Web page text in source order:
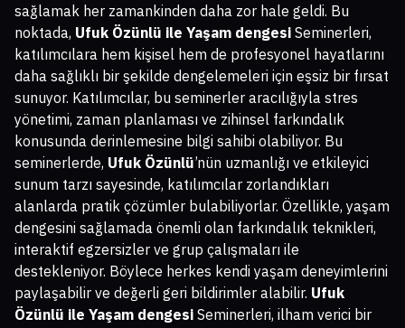
sağlamak her zamankinden daha zor hale geldi. Bu
noktada, Ufuk Özünlü ile Yaşam dengesi Seminerleri,
katılımcılara hem kişisel hem de profesyonel hayatlarını
daha sağlıklı bir şekilde dengelemeleri için eşsiz bir fırsat
sunuyor. Katılımcılar, bu seminerler aracılığıyla stres
yönetimi, zaman planlaması ve zihinsel farkındalık
konusunda derinlemesine bilgi sahibi olabiliyor. Bu
seminerlerde, Ufuk Özünlü’nün uzmanlığı ve etkileyici
sunum tarzı sayesinde, katılımcılar zorlandıkları
alanlarda pratik çözümler bulabiliyorlar. Özellikle, yaşam
dengesini sağlamada önemli olan farkındalık teknikleri,
interaktif egzersizler ve grup çalışmaları ile
destekleniyor. Böylece herkes kendi yaşam deneyimlerini
paylaşabilir ve değerli geri bildirimler alabilir. Ufuk
Özünlü ile Yaşam dengesi Seminerleri, ilham verici bir